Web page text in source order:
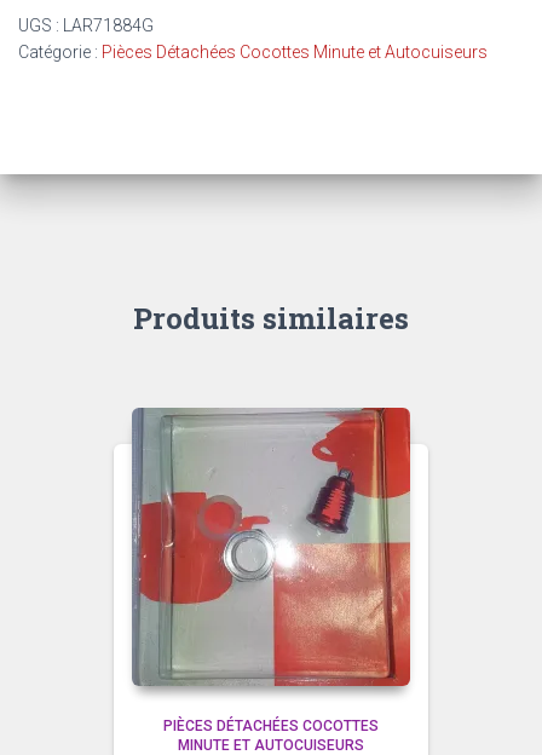
cuve
Longue
UGS : LAR71884G
Catégorie : Pièces Détachées Cocottes Minute et Autocuiseurs
Produits similaires
PIÈCES DÉTACHÉES COCOTTES
MINUTE ET AUTOCUISEURS